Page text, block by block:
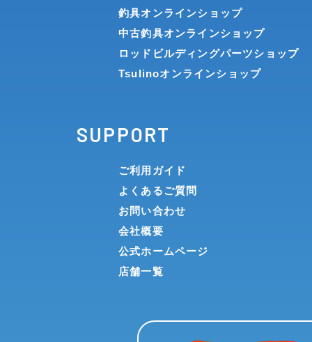
釣具オンラインショップ
中古釣具オンラインショップ
ロッドビルディングパーツショップ
Tsulinoオンラインショップ
SUPPORT
ご利用ガイド
よくあるご質問
お問い合わせ
会社概要
公式ホームページ
店舗一覧